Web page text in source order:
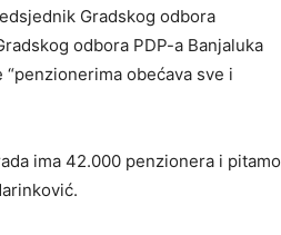
Gradskog odbora
odbora PDP-a Banjaluka
obećava sve i
ima 42.000 penzionera i pitamo